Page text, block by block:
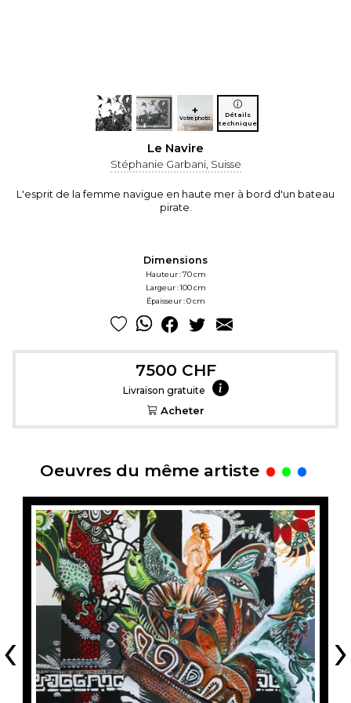
+
Votre photo
Détails
technique
Le Navire
Stéphanie Garbani, Suisse
L'esprit de la femme navigue en haute mer à bord d'un bateau
pirate.
Dimensions
Hauteur : 70 cm
Largeur : 100 cm
Épaisseur : 0 cm
7500 CHF
Livraison gratuite
Acheter
Oeuvres du même artiste .
‹ ›